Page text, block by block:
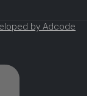
by Adcode